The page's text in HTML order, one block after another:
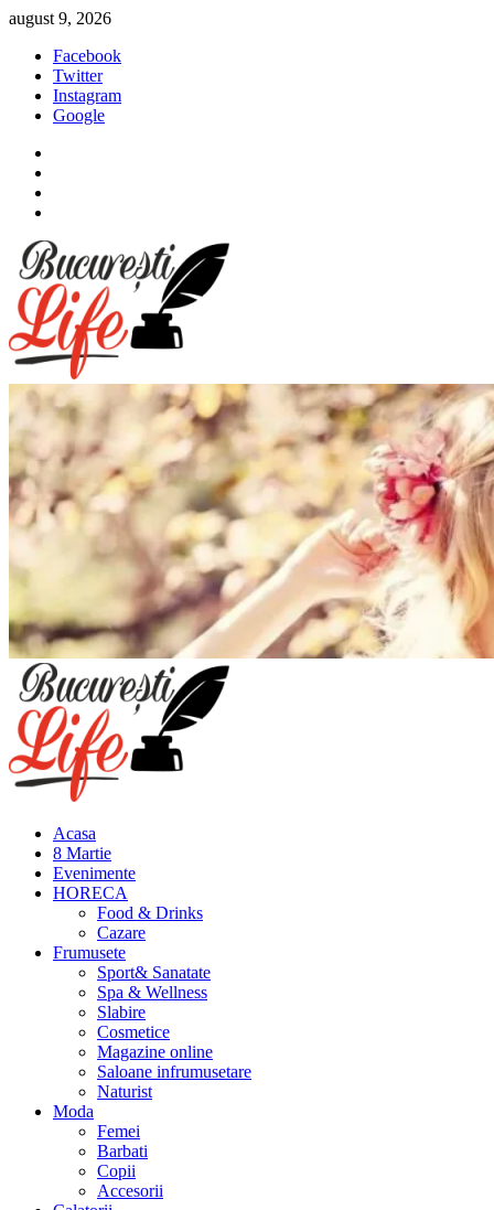
Sari
conținut
august 9, 2026
Facebook
Twitter
Instagram
Google
Meniu
principal
Acasa
8 Martie
Evenimente
HORECA
Food & Drinks
Cazare
Frumusete
Sport& Sanatate
Spa & Wellness
Slabire
Cosmetice
Magazine online
Saloane infrumusetare
Naturist
Moda
Femei
Barbati
Copii
Accesorii